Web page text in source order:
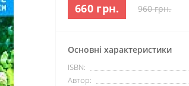
660 грн. 960 грн.
Основні характеристики
ISBN:
Автор: